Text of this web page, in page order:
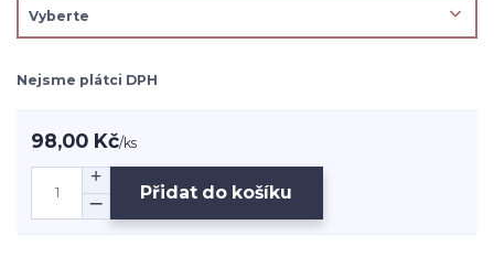
Nejsme plátci DPH
98,00 Kč/ks
Přidat do košíku